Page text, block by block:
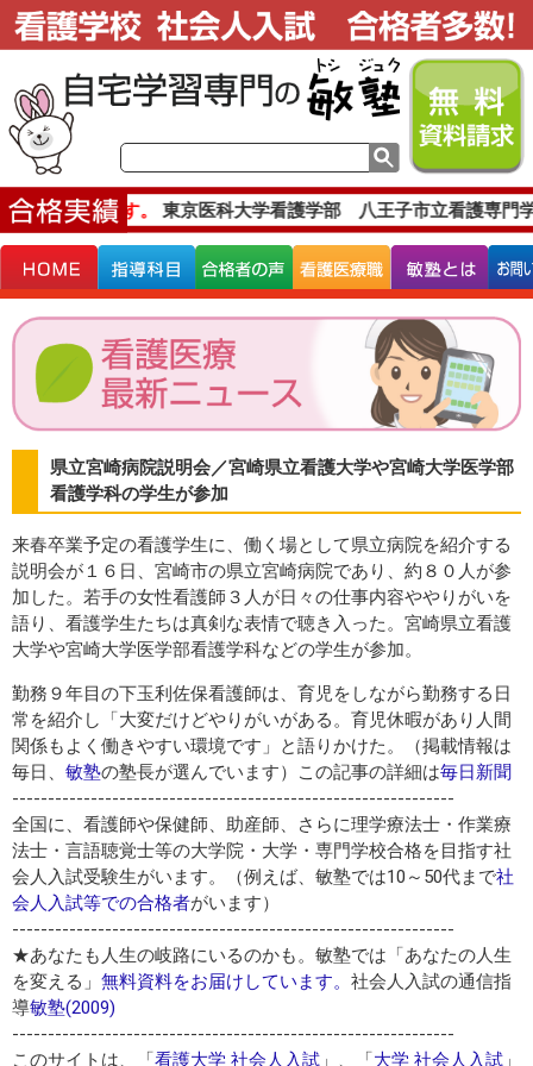
な合格実績です。 東京医科大学看護学部 八王子市立看護専門
県立宮崎病院説明会／宮崎県立看護大学や宮崎大学医学部
看護学科の学生が参加
来春卒業予定の看護学生に、働く場として県立病院を紹介する
説明会が１６日、宮崎市の県立宮崎病院であり、約８０人が参
加した。若手の女性看護師３人が日々の仕事内容ややりがいを
語り、看護学生たちは真剣な表情で聴き入った。宮崎県立看護
大学や宮崎大学医学部看護学科などの学生が参加。
勤務９年目の下玉利佐保看護師は、育児をしながら勤務する日
常を紹介し「大変だけどやりがいがある。育児休暇があり人間
関係もよく働きやすい環境です」と語りかけた。（掲載情報は
毎日、 敏塾の塾長が選んでいます）この記事の詳細は毎日新聞
--------------------------------------------------------------
全国に、看護師や保健師、助産師、さらに理学療法士・作業療
法士・言語聴覚士等の大学院・大学・専門学校合格を目指す社
会人入試受験生がいます。（例えば、敏塾では10～50代まで社
会人入試等での合格者がいます）
--------------------------------------------------------------
★あなたも人生の岐路にいるのかも。敏塾では「あなたの人生
を変える」 無料資料をお届けしています。 社会人入試の通信指
導敏塾(2009)
--------------------------------------------------------------
このサイトは、「看護大学 社会人入試 」、「大学 社会人入試 」